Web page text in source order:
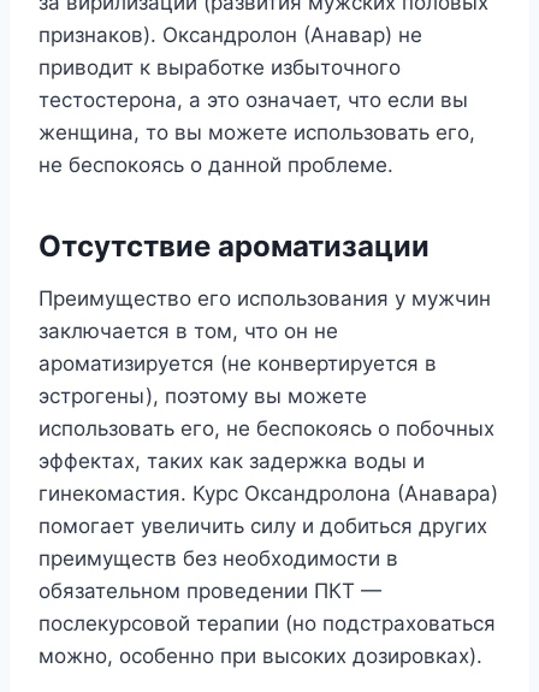
признаков). Оксандролон (Анавар) не
приводит к выработке избыточного
тестостерона, а это означает, что если вы
женщина, то вы можете использовать его,
не беспокоясь о данной проблеме.
Отсутствие ароматизации
Преимущество его использования у мужчин
заключается в том, что он не
ароматизируется (не конвертируется в
эстрогены), поэтому вы можете
использовать его, не беспокоясь о побочных
эффектах, таких как задержка воды и
гинекомастия. Курс Оксандролона (Анавара)
помогает увеличить силу и добиться других
преимуществ без необходимости в
обязательном проведении ПКТ —
послекурсовой терапии (но подстраховаться
можно, особенно при высоких дозировках).